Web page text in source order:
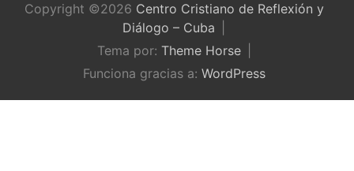
Copyright ©2026 Centro Cristiano de Reflexión y
Diálogo – Cuba
Tema por: Theme Horse
Funciona gracias a: WordPress